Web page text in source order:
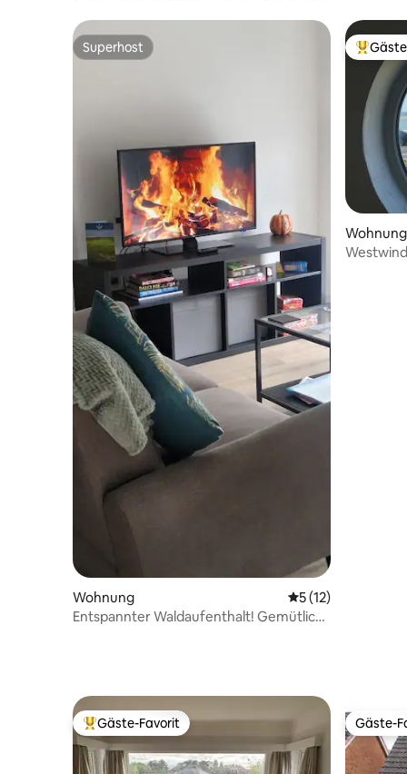
Superhost
Superhost
Wohnung Durchschnittliche
5 (12)
Entspannter Waldaufenthalt! Gemütlich,
Wohnung
Beliebter Gäste-Favorit.
Gäste-Favorit Gäste-
Gäste-